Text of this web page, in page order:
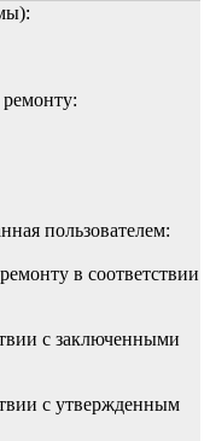
пользователем:
в соответствии
с заключенными
с утвержденным